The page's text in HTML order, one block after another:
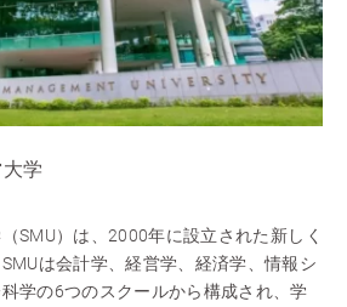
学
SMU）は、2000年に設立された新しく
は会計学、経営学、経済学、情報シ
学の6つのスクールから構成され、学